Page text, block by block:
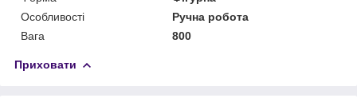
Особливості
Ручна робота
Вага
800
Приховати